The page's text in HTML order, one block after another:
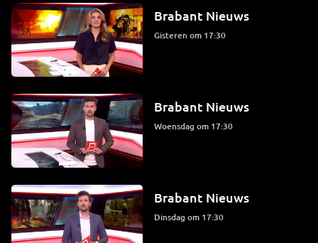
Brabant Nieuws
Gisteren om 17:30
Brabant Nieuws
woensdag om 17:30
Brabant Nieuws
dinsdag om 17:30